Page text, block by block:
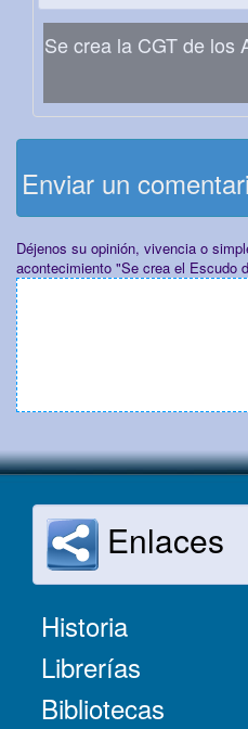
Se crea la CGT de los
Enviar un
Déjenos su opinión, vivencia o
acontecimiento "Se crea el Escudo
Enlaces
Historia
Librerías
Bibliotecas